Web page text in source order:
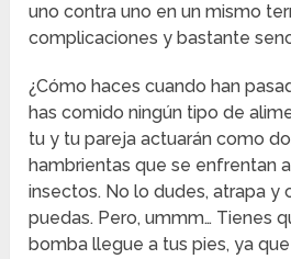
uno contra uno en un mismo
complicaciones y bastante
¿Cómo haces cuando han
has comido ningún tipo de
tu y tu pareja actuarán como
hambrientas que se enfrentan
insectos. No lo dudes, atrapa y
puedas. Pero, ummm… Tienes
bomba llegue a tus pies, ya